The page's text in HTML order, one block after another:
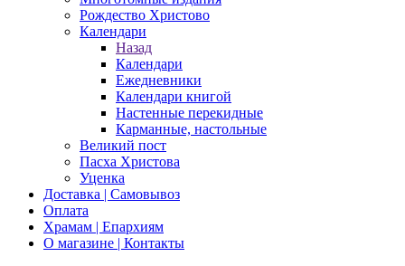
Рождество Христово
Календари
Назад
Календари
Ежедневники
Календари книгой
Настенные перекидные
Карманные, настольные
Великий пост
Пасха Христова
Уценка
Доставка | Самовывоз
Оплата
Храмам | Епархиям
О магазине | Контакты